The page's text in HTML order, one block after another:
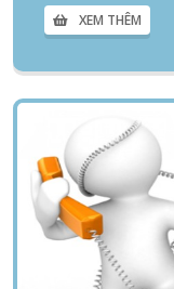
XEM THÊM